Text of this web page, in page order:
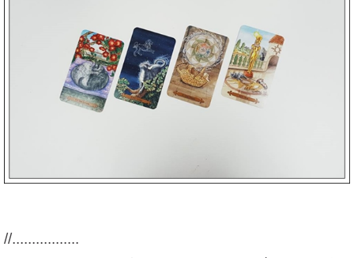
//.................